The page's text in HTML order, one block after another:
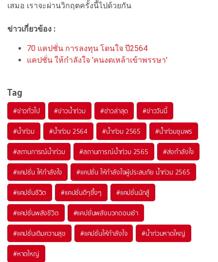
เสมอ เราจะผ่านวิกฤตครั้งนี้ไปด้วยกัน
ข่าวเกี่ยวข้อง :
70 แคปชั่น การลงทุน โดนใจ ปี2564
แคปชั่น ให้กำลังใจ 'คนงดเหล้าเข้าพรรษา'
Tag
#ข่าวทั่วไป #ข่าวน้ำท่วม #ข่าวล่าสุด #ข่าววันนี้
#น้ำท่วม #น้ำท่วม 2564 #น้ำท่วม 2565 #น้ำท่วมชุมพร
#สถานการณ์น้ำท่วม #สถานการณ์น้ำท่วม 2565 #ส่งกำลังใจ
#แคปชั่น ให้กำลังใจ #แคปชั่น ให้กำลังใจผู้ประสบภัย น้ำท่วม 2565
#แคปชั่นชีวิต #แคปชั่นดีๆซึ้งๆ #แคปชั่นนักสู้
#แคปชั่นพลังชีวิต #แคปชั่นพลังบวกตอนเช้า
#แคปชั่นเติมความสุข #แคปชั่นให้กำลังใจ #น้ำท่วมหาดใหญ่
#หาดใหญ่